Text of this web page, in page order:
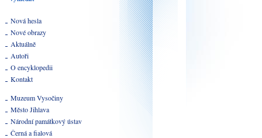
Nová hesla
Nové obrazy
Aktuálně
Autoři
O encyklopedii
Kontakt
Muzeum Vysočiny
Město Jihlava
Národní památkový ústav
Černá a fialová